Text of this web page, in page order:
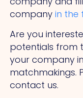
company in the
Are you
potentials from
your company
matchmakings.
contact us.